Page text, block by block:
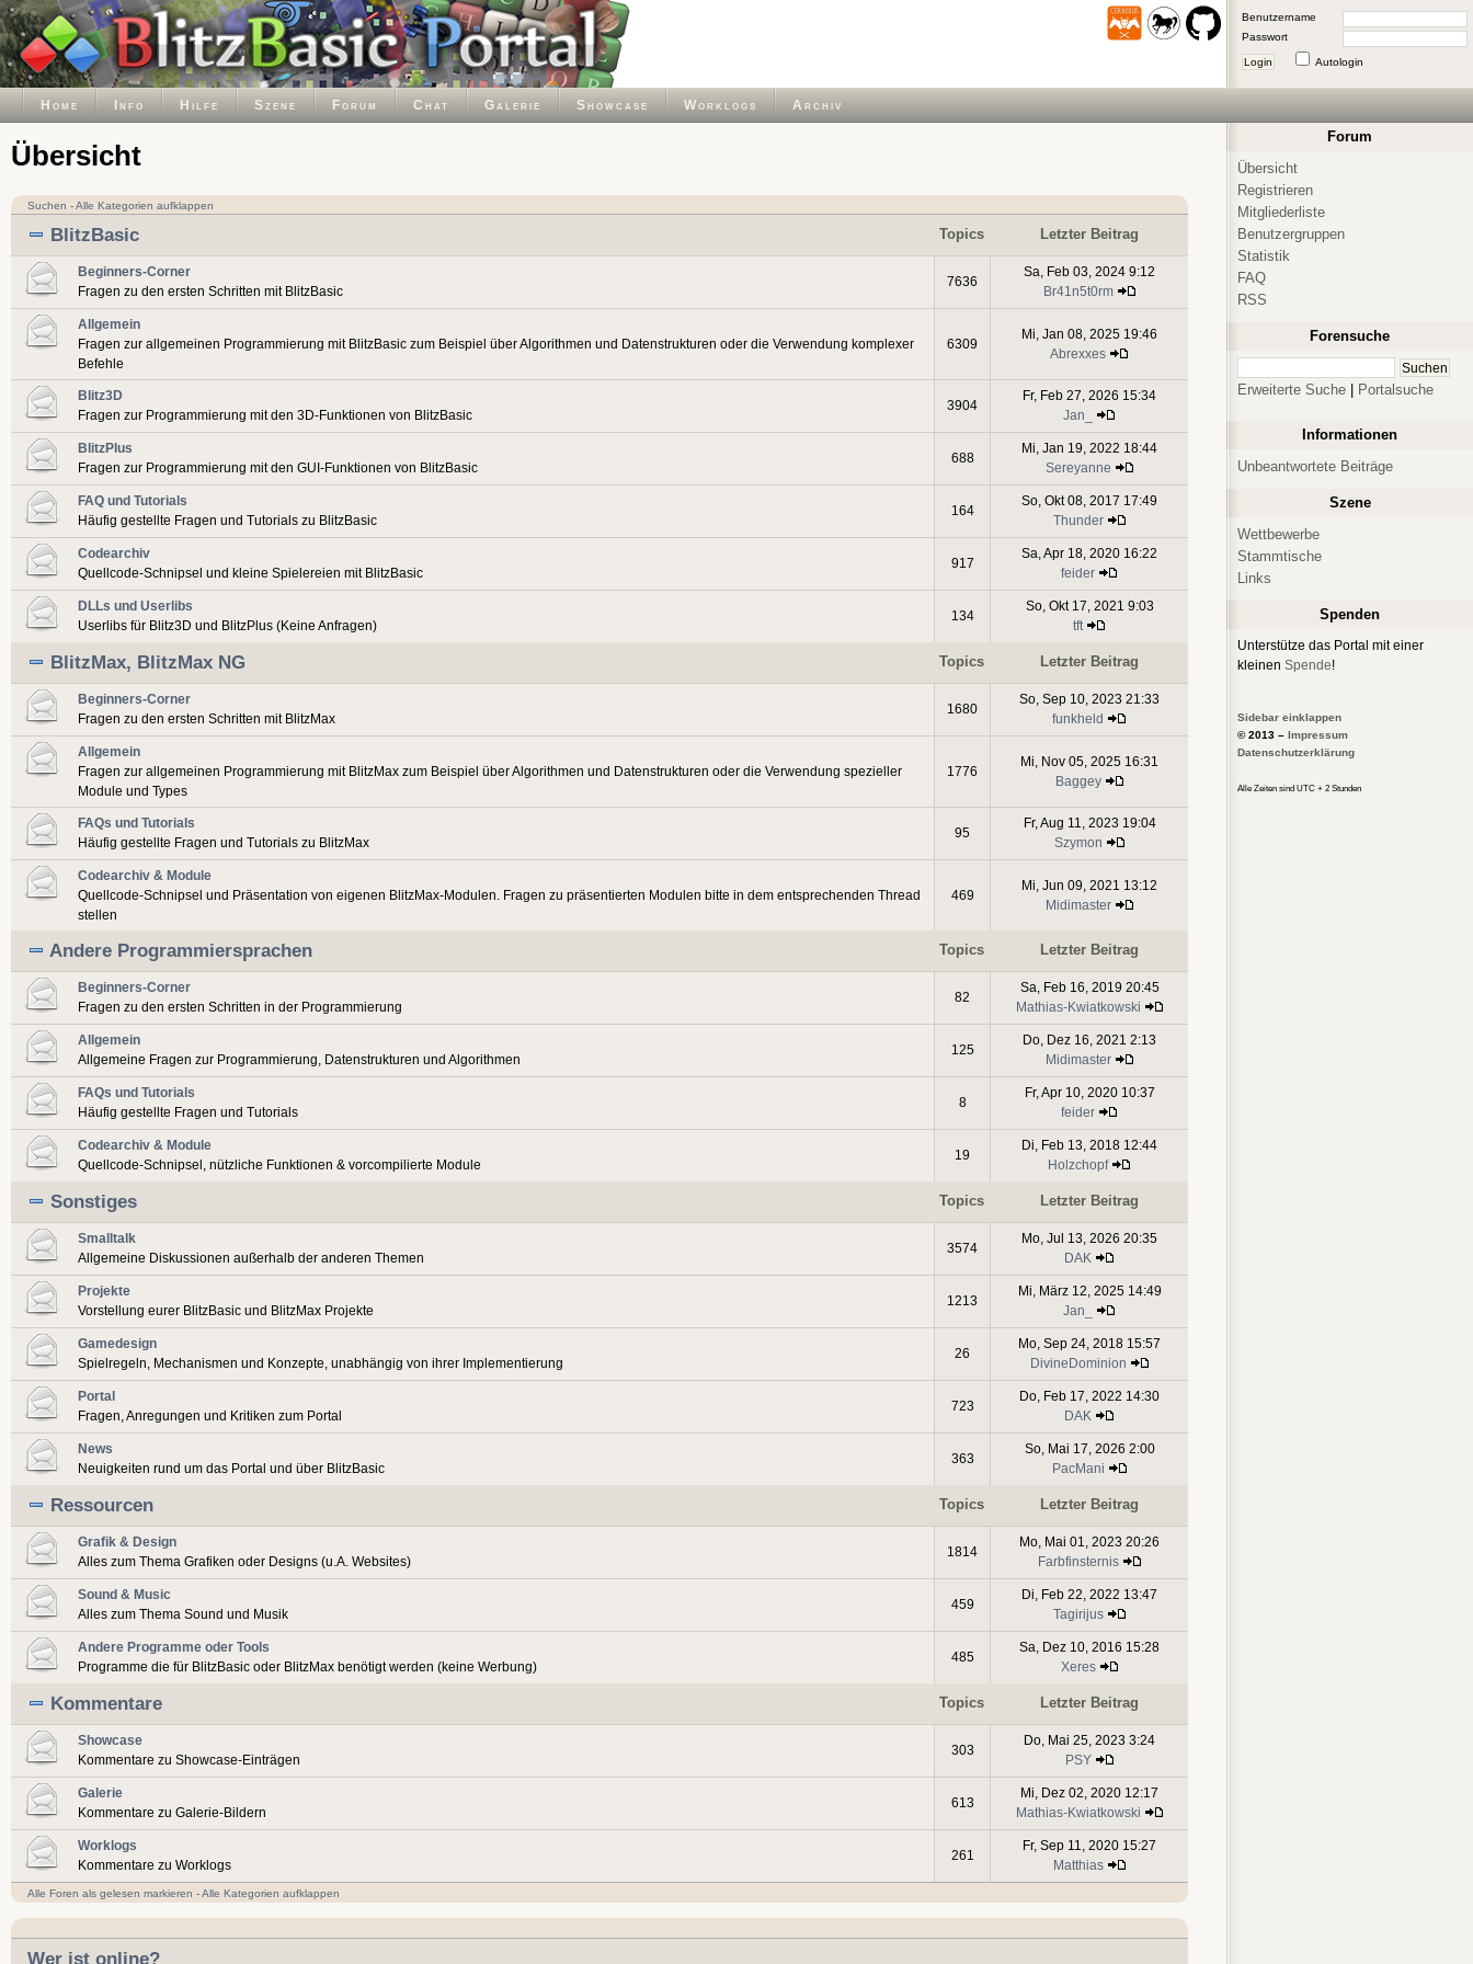
Benutzername
Passwort
Login Autologin
Home Info Hilfe Szene Forum Chat Galerie Showcase Worklogs Archiv
Übersicht
Suchen -Alle Kategorien aufklappen
BlitzBasic Topics Letzter Beitrag
Beginners-Corner
Fragen zu den ersten Schritten mit BlitzBasic
7636
Sa, Feb 03, 2024 9:12
Br41n5t0rm
Allgemein
Fragen zur allgemeinen Programmierung mit BlitzBasic zum Beispiel über Algorithmen und Datenstrukturen oder die Verwendung komplexer
Befehle
6309
Mi, Jan 08, 2025 19:46
Abrexxes
Blitz3D
Fragen zur Programmierung mit den 3D-Funktionen von BlitzBasic
3904
Fr, Feb 27, 2026 15:34
Jan_
BlitzPlus
Fragen zur Programmierung mit den GUI-Funktionen von BlitzBasic
688
Mi, Jan 19, 2022 18:44
Sereyanne
FAQ und Tutorials
Häufig gestellte Fragen und Tutorials zu BlitzBasic
164
So, Okt 08, 2017 17:49
Thunder
Codearchiv
Quellcode-Schnipsel und kleine Spielereien mit BlitzBasic
917
Sa, Apr 18, 2020 16:22
feider
DLLs und Userlibs
Userlibs für Blitz3D und BlitzPlus (Keine Anfragen)
134
So, Okt 17, 2021 9:03
tft
BlitzMax, BlitzMax NG Topics Letzter Beitrag
Beginners-Corner
Fragen zu den ersten Schritten mit BlitzMax
1680
So, Sep 10, 2023 21:33
funkheld
Allgemein
Fragen zur allgemeinen Programmierung mit BlitzMax zum Beispiel über Algorithmen und Datenstrukturen oder die Verwendung spezieller
Module und Types
1776
Mi, Nov 05, 2025 16:31
Baggey
FAQs und Tutorials
Häufig gestellte Fragen und Tutorials zu BlitzMax
95
Fr, Aug 11, 2023 19:04
Szymon
Codearchiv & Module
Quellcode-Schnipsel und Präsentation von eigenen BlitzMax-Modulen. Fragen zu präsentierten Modulen bitte in dem entsprechenden Thread
stellen
469
Mi, Jun 09, 2021 13:12
Midimaster
Andere Programmiersprachen Topics Letzter Beitrag
Beginners-Corner
Fragen zu den ersten Schritten in der Programmierung
82
Sa, Feb 16, 2019 20:45
Mathias-Kwiatkowski
Allgemein
Allgemeine Fragen zur Programmierung, Datenstrukturen und Algorithmen
125
Do, Dez 16, 2021 2:13
Midimaster
FAQs und Tutorials
Häufig gestellte Fragen und Tutorials
8
Fr, Apr 10, 2020 10:37
feider
Codearchiv & Module
Quellcode-Schnipsel, nützliche Funktionen & vorcompilierte Module
19
Di, Feb 13, 2018 12:44
Holzchopf
Sonstiges Topics Letzter Beitrag
Smalltalk
Allgemeine Diskussionen außerhalb der anderen Themen
3574
Mo, Jul 13, 2026 20:35
DAK
Projekte
Vorstellung eurer BlitzBasic und BlitzMax Projekte
1213
Mi, März 12, 2025 14:49
Jan_
Gamedesign
Spielregeln, Mechanismen und Konzepte, unabhängig von ihrer Implementierung
26
Mo, Sep 24, 2018 15:57
DivineDominion
Portal
Fragen, Anregungen und Kritiken zum Portal
723
Do, Feb 17, 2022 14:30
DAK
News
Neuigkeiten rund um das Portal und über BlitzBasic
363
So, Mai 17, 2026 2:00
PacMani
Ressourcen Topics Letzter Beitrag
Grafik & Design
Alles zum Thema Grafiken oder Designs (u.A. Websites)
1814
Mo, Mai 01, 2023 20:26
Farbfinsternis
Sound & Music
Alles zum Thema Sound und Musik
459
Di, Feb 22, 2022 13:47
Tagirijus
Andere Programme oder Tools
Programme die für BlitzBasic oder BlitzMax benötigt werden (keine Werbung)
485
Sa, Dez 10, 2016 15:28
Xeres
Kommentare Topics Letzter Beitrag
Showcase
Kommentare zu Showcase-Einträgen
303
Do, Mai 25, 2023 3:24
PSY
Galerie
Kommentare zu Galerie-Bildern
613
Mi, Dez 02, 2020 12:17
Mathias-Kwiatkowski
Worklogs
Kommentare zu Worklogs
261
Fr, Sep 11, 2020 15:27
Matthias
Alle Foren als gelesen markieren -Alle Kategorien aufklappen
Wer ist online?
Forum
Übersicht
Registrieren
Mitgliederliste
Benutzergruppen
Statistik
FAQ
RSS
Forensuche
Erweiterte Suche Portalsuche
Informationen
Unbeantwortete Beiträge
Szene
Wettbewerbe
Stammtische
Links
Spenden
Unterstütze das Portal mit einer
kleinen Spende!
Sidebar einklappen
© 2013 – Impressum
Datenschutzerklärung
Alle Zeiten sind UTC + 2 Stunden